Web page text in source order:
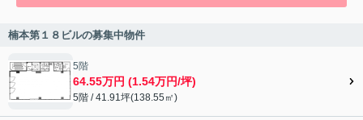
楠本第１８ビルの募集中物件
5階
64.55万円 (1.54万円/坪)
5階 / 41.91坪(138.55㎡)